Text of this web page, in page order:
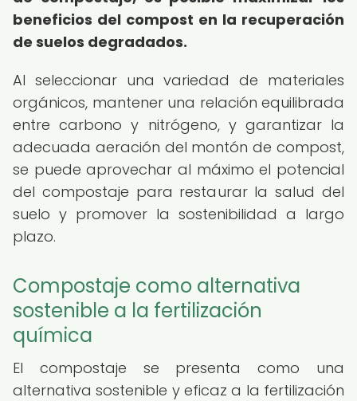
beneficios del compost en la recuperación
de suelos degradados.
Al seleccionar una variedad de materiales
orgánicos, mantener una relación equilibrada
entre carbono y nitrógeno, y garantizar la
adecuada aeración del montón de compost,
se puede aprovechar al máximo el potencial
del compostaje para restaurar la salud del
suelo y promover la sostenibilidad a largo
plazo.
Compostaje como alternativa
sostenible a la fertilización
química
El compostaje se presenta como una
alternativa sostenible y eficaz a la fertilización